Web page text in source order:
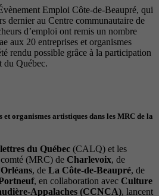
Emploi Côte-de-Beaupré, qui
dernier au Centre communautaire de
d’emploi ont remis un nombre
aux 20 entreprises et organismes
rendu possible grâce à la participation
du Québec.
organismes artistiques dans les MRC de la
du Québec (CALQ) et les
(MRC) de Charlevoix, de
, de La Côte-de-Beaupré, de
, en collaboration avec Culture
Appalaches (CCNCA), lancent